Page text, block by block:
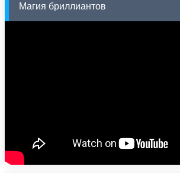
Магия бриллиантов